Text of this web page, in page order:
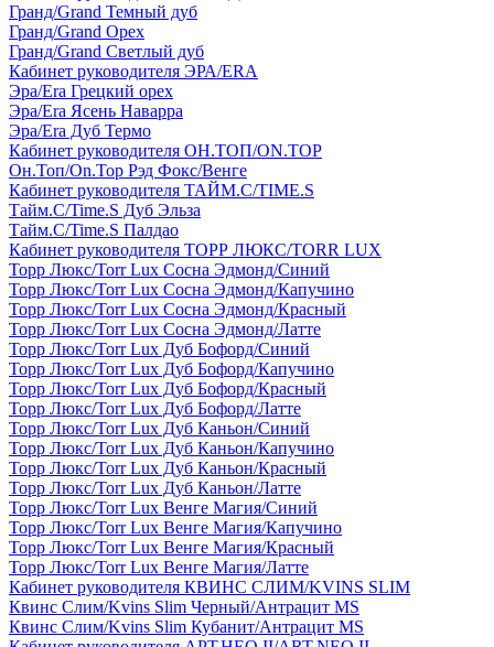
Гранд/Grand Темный дуб
Гранд/Grand Орех
Гранд/Grand Светлый дуб
Кабинет руководителя ЭРА/ERA
Эра/Era Грецкий орех
Эра/Era Ясень Наварра
Эра/Era Дуб Термо
Кабинет руководителя ОН.ТОП/ON.TOP
Он.Топ/On.Top Рэд Фокс/Венге
Кабинет руководителя ТАЙМ.С/TIME.S
Тайм.С/Time.S Дуб Эльза
Тайм.С/Time.S Палдао
Кабинет руководителя ТОРР ЛЮКС/TORR LUX
Торр Люкс/Torr Lux Сосна Эдмонд/Синий
Торр Люкс/Torr Lux Сосна Эдмонд/Капучино
Торр Люкс/Torr Lux Сосна Эдмонд/Красный
Торр Люкс/Torr Lux Сосна Эдмонд/Латте
Торр Люкс/Torr Lux Дуб Бофорд/Синий
Торр Люкс/Torr Lux Дуб Бофорд/Капучино
Торр Люкс/Torr Lux Дуб Бофорд/Красный
Торр Люкс/Torr Lux Дуб Бофорд/Латте
Торр Люкс/Torr Lux Дуб Каньон/Синий
Торр Люкс/Torr Lux Дуб Каньон/Капучино
Торр Люкс/Torr Lux Дуб Каньон/Красный
Торр Люкс/Torr Lux Дуб Каньон/Латте
Торр Люкс/Torr Lux Венге Магия/Синий
Торр Люкс/Torr Lux Венге Магия/Капучино
Торр Люкс/Torr Lux Венге Магия/Красный
Торр Люкс/Torr Lux Венге Магия/Латте
Кабинет руководителя КВИНС СЛИМ/KVINS SLIM
Квинс Слим/Kvins Slim Черный/Антрацит MS
Квинс Слим/Kvins Slim Кубанит/Антрацит MS